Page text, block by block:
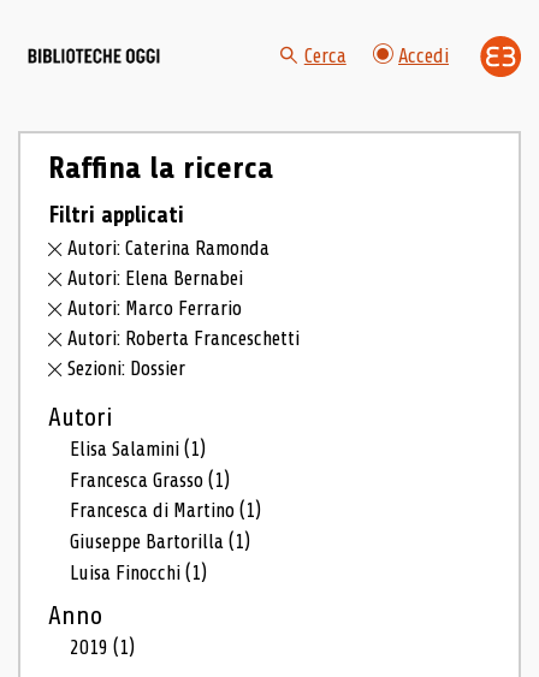
Cerca Accedi
Raffina la ricerca
Filtri applicati
Autori: Caterina Ramonda
Autori: Elena Bernabei
Autori: Marco Ferrario
Autori: Roberta Franceschetti
Sezioni: Dossier
Autori
Elisa Salamini(1)
Francesca Grasso(1)
Francesca di Martino(1)
Giuseppe Bartorilla(1)
Luisa Finocchi(1)
Anno
2019(1)